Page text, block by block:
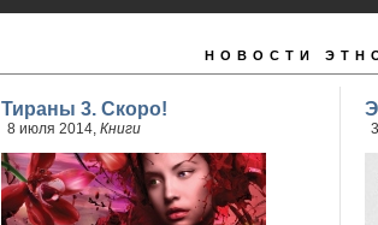
НОВОСТИ
Тираны 3. Скоро!
8 июля 2014, Книги